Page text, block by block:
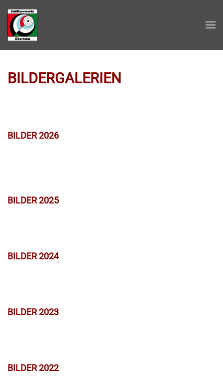
Zum Hauptinhalt springen
BILDERGALERIEN
BILDER 2026
BILDER 2025
BILDER 2024
BILDER 2023
BILDER 2022